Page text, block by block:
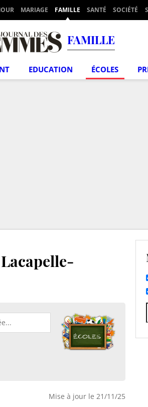
MARIAGE FAMILLE SANTÉ SOCIÉTÉ
FAMILLE
EDUCATION ÉCOLES
Mise à jour le 21/11/25